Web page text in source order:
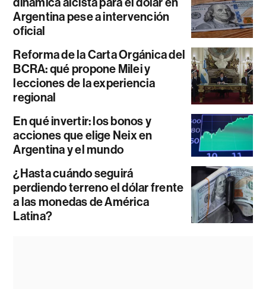
Argentina pese a intervención
oficial
Reforma de la Carta Orgánica del
BCRA: qué propone Milei y
lecciones de la experiencia
regional
En qué invertir: los bonos y
acciones que elige Neix en
Argentina y el mundo
¿Hasta cuándo seguirá
perdiendo terreno el dólar frente
a las monedas de América
Latina?